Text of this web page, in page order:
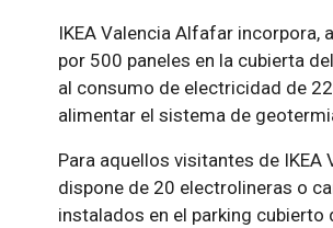
IKEA Valencia Alfafar
por 500 paneles en la cubierta
al consumo de electricidad de
alimentar el sistema de
Para aquellos visitantes de
dispone de 20 electrolineras o
instalados en el parking cubierto